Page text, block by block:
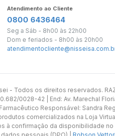
Atendimento ao Cliente
0800 6436464
Seg a Sáb - 8h00 às 22h00
Dom e feriados - 8h00 às 20h00
- Todos os direitos reservados.
0028-42 | End: Av. Marechal
Responsável: Sandra
comercializados na Loja
à confirmação da disponibilidade no